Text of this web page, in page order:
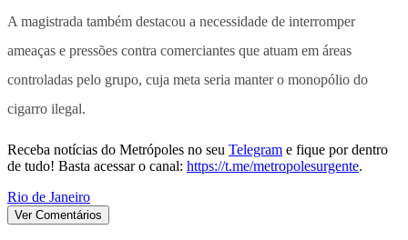
A magistrada também destacou a necessidade de interromper
ameaças e pressões contra comerciantes que atuam em áreas
controladas pelo grupo, cuja meta seria manter o monopólio do
cigarro ilegal.
Receba notícias do Metrópoles no seu Telegram e fique por dentro
de tudo! Basta acessar o canal: https://t.me/metropolesurgente.
Rio de Janeiro
Ver Comentários